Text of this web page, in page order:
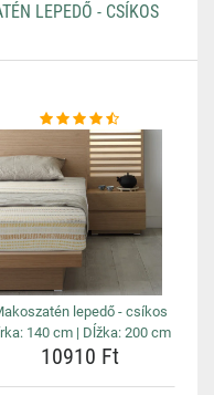
LEPEDŐ - CSÍKOS
lepedő - csíkos
140 cm | Dĺžka: 200 cm
10910 Ft